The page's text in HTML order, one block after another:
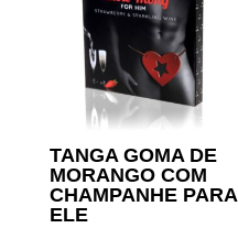
TANGA GOMA DE
MORANGO COM
CHAMPANHE PARA
ELE